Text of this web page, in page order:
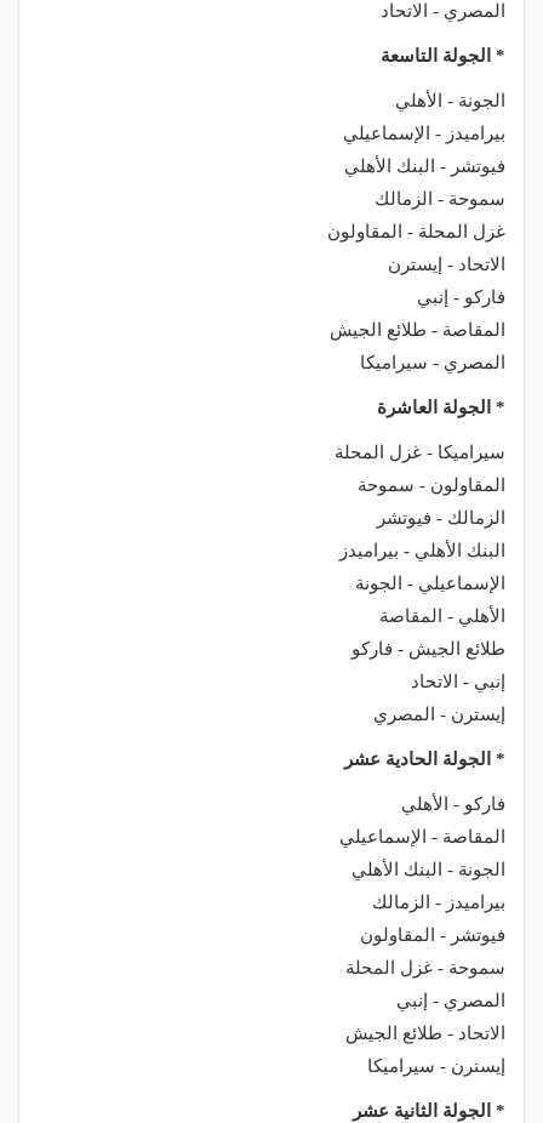
المصري - الاتحاد
* الجولة التاسعة
الجونة - الأهلي
بيراميدز - الإسماعيلي
فيوتشر - البنك الأهلي
سموحة - الزمالك
غزل المحلة - المقاولون
الاتحاد - إيسترن
فاركو - إنبي
المقاصة - طلائع الجيش
المصري - سيراميكا
* الجولة العاشرة
سيراميكا - غزل المحلة
المقاولون - سموحة
الزمالك - فيوتشر
البنك الأهلي - بيراميدز
الإسماعيلي - الجونة
الأهلي - المقاصة
طلائع الجيش - فاركو
إنبي - الاتحاد
إيسترن - المصري
* الجولة الحادية عشر
فاركو - الأهلي
المقاصة - الإسماعيلي
الجونة - البنك الأهلي
بيراميدز - الزمالك
فيوتشر - المقاولون
سموحة - غزل المحلة
المصري - إنبي
الاتحاد - طلائع الجيش
إيسترن - سيراميكا
* الجولة الثانية عشر